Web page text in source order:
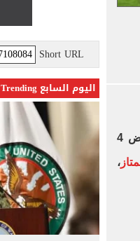
بقيادة ميلود حمدى، لخوض 4
،
Short URL
اليوم السابع Trending